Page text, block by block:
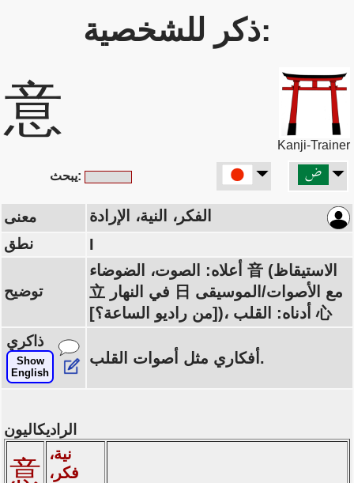
ذكر للشخصية:
意
Kanji-Trainer
يبحث:
معنى الفكر، النية، الإرادة
نطق I
توضيح
أعلاه: الصوت، الضوضاء 音 (الاستيقاظ
立 في النهار 日 مع الأصوات/الموسيقى
[من راديو الساعة؟])، أدناه: القلب 心
ذاكري
Show
English
أفكاري مثل أصوات القلب.
الراديكاليون
意
نية،
فكر،